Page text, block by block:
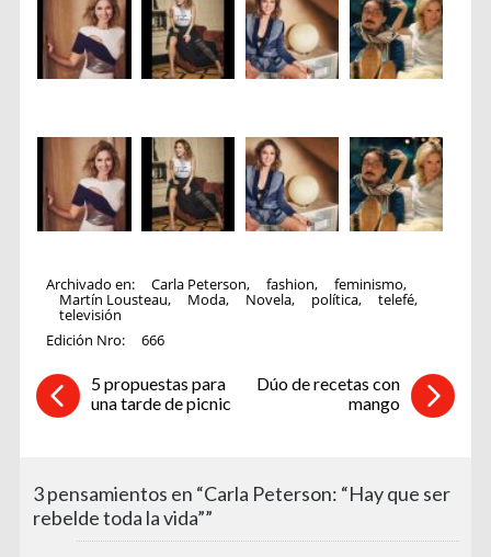
Archivado en: Carla Peterson, fashion, feminismo,
Martín Lousteau, Moda, Novela, política, telefé,
televisión
Edición Nro:
666
5 propuestas para
una tarde de picnic
Dúo de recetas con
mango
3 pensamientos en “Carla Peterson: “Hay que ser
rebelde toda la vida””